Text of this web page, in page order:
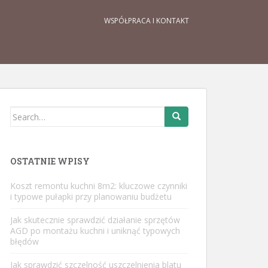
WSPÓŁPRACA I KONTAKT
Search
OSTATNIE WPISY
Koszt remontu kuchni 8m2: kluczowe czynniki
i typowe pułapki przy planowaniu budżetu
Jak skutecznie sprawdzić działanie sprzętów
AGD po montażu kuchni i uniknąć typowych
błędów
Jak sprawdzić szczelność uszczelnienia blatu